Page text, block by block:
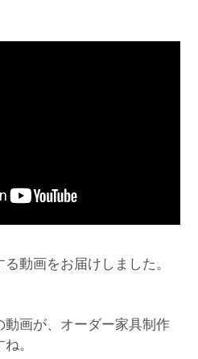
動画をお届けしました。
動画が、オーダー家具制作
。